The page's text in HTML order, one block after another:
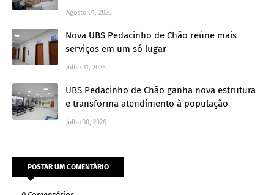
Agosto 01, 2026
Nova UBS Pedacinho de Chão reúne mais
serviços em um só lugar
Julho 31, 2026
UBS Pedacinho de Chão ganha nova estrutura
e transforma atendimento à população
Julho 30, 2026
POSTAR UM COMENTÁRIO